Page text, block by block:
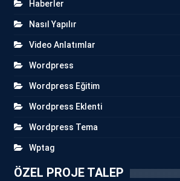
Haberler
Nasıl Yapılır
Video Anlatımlar
Wordpress
Wordpress Eğitim
Wordpress Eklenti
Wordpress Tema
Wptag
ÖZEL PROJE TALEP